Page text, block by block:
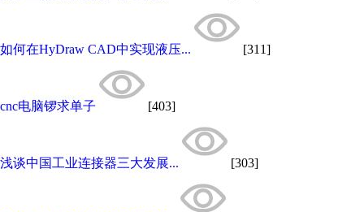
如何在HyDraw CAD中实现液压... [311]
cnc电脑锣求单子 [403]
浅谈中国工业连接器三大发展... [303]